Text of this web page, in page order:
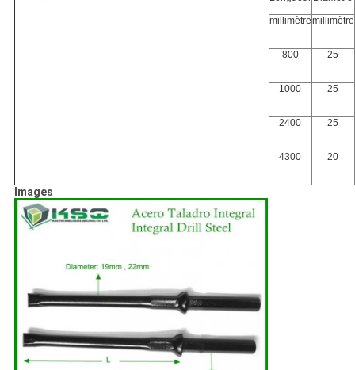
millimètremillimètre
800
25
1000
25
2400
25
4300
20
Images